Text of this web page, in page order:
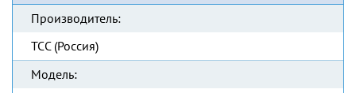
Производитель:
ТСС (Россия)
Модель: